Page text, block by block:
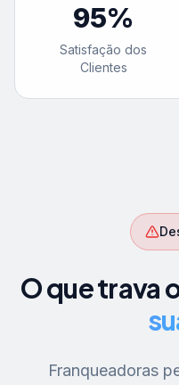
95%
Satisfação dos
Clientes
O que trava
Franqueadoras